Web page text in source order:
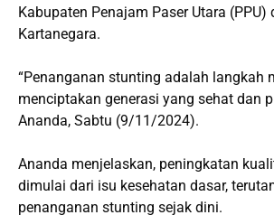
Kabupaten Penajam Paser Utara (PPU)
Kartanegara.
“Penanganan stunting adalah langkah
menciptakan generasi yang sehat dan
Ananda, Sabtu (9/11/2024).
Ananda menjelaskan, peningkatan
dimulai dari isu kesehatan dasar,
penanganan stunting sejak dini.